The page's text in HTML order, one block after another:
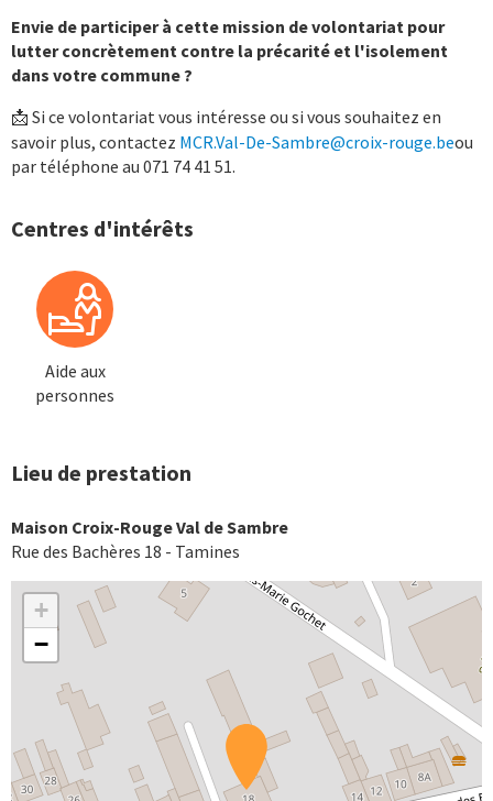
Envie de participer à cette mission de volontariat pour
lutter concrètement contre la précarité et l'isolement
dans votre commune?
📩 Si ce volontariat vous intéresse ou si vous souhaitez en
savoir plus, contactez MCR.Val-De-Sambre@croix-rouge.beou
par téléphone au 071 74 41 51.
Centres d'intérêts
Aide aux
personnes
Lieu de prestation
Maison Croix-Rouge Val de Sambre
Rue des Bachères 18 - Tamines
+
−